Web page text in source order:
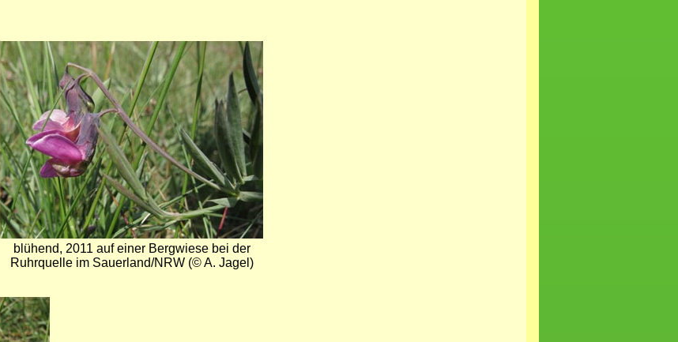
Bild
blühend, 2011 auf einer Bergwiese bei der
Ruhrquelle im Sauerland/NRW (© A. Jagel)